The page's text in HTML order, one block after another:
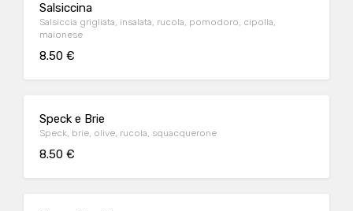
Salsiccina
Salsiccia grigliata, insalata, rucola, pomodoro, cipolla,
maionese
8.50 €
Speck e Brie
Speck, brie, olive, rucola, squacquerone
8.50 €